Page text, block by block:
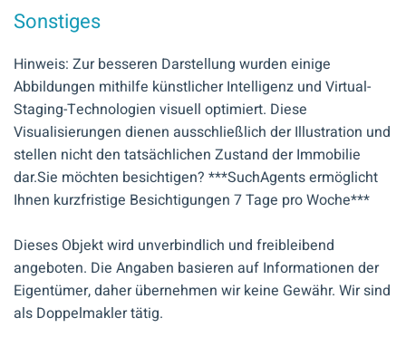
Sonstiges
Hinweis: Zur besseren Darstellung wurden einige
Abbildungen mithilfe künstlicher Intelligenz und Virtual-
Staging-Technologien visuell optimiert. Diese
Visualisierungen dienen ausschließlich der Illustration und
stellen nicht den tatsächlichen Zustand der Immobilie
dar.Sie möchten besichtigen? ***SuchAgents ermöglicht
Ihnen kurzfristige Besichtigungen 7 Tage pro Woche***
Dieses Objekt wird unverbindlich und freibleibend
angeboten. Die Angaben basieren auf Informationen der
Eigentümer, daher übernehmen wir keine Gewähr. Wir sind
als Doppelmakler tätig.